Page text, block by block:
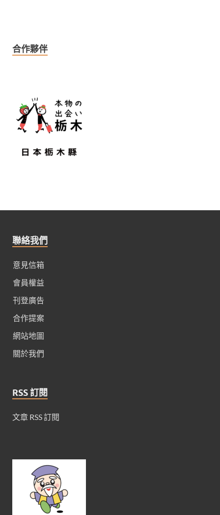
合作夥伴
聯絡我們
意見信箱
會員權益
刊登廣告
合作提案
網站地圖
關於我們
RSS 訂閱
文章 RSS 訂閱